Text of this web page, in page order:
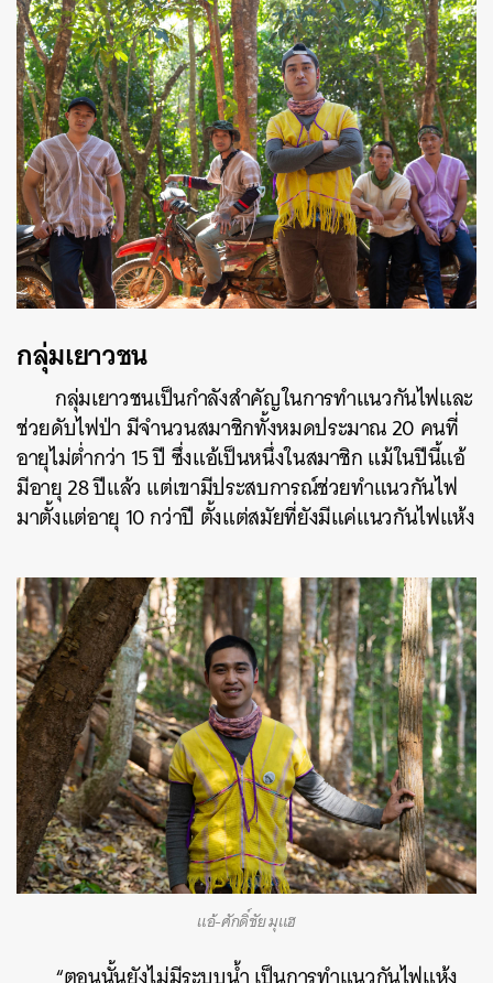
กลุ่มเยาวชน
กลุ่มเยาวชนเป็นกำลังสำคัญในการทำแนวกันไฟและ
ช่วยดับไฟป่า มีจำนวนสมาชิกทั้งหมดประมาณ 20 คนที่
อายุไม่ต่ำกว่า 15 ปี ซึ่งแอ้เป็นหนึ่งในสมาชิก แม้ในปีนี้แอ้
มีอายุ 28 ปีแล้ว แต่เขามีประสบการณ์ช่วยทำแนวกันไฟ
มาตั้งแต่อายุ 10 กว่าปี ตั้งแต่สมัยที่ยังมีแค่แนวกันไฟแห้ง
แอ้-ศักดิ์ชัย มุแฮ